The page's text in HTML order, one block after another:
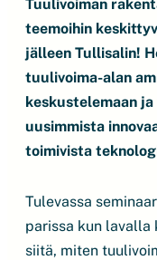
Tuulivoiman
teemoihin
jälleen Tullisalin!
tuulivoima-alan
keskustelemaan
uusimmista
toimivista
Tulevassa
parissa kun
siitä, miten